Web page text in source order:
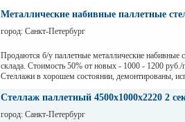
Металлические набивные паллетные
город: Санкт-Петербург
Продаются б/у паллетные металлические набивные
склада. Стоимость 50% от новых - 1000 - 1200 руб./
Стеллажи в хорошем состоянии, демонтированы,
СПб. Высота 7,5 м (4 паллеты), глубина 12,6 м (12
Стеллаж паллетный 4500х1000х2220 2
город: Санкт-Петербург